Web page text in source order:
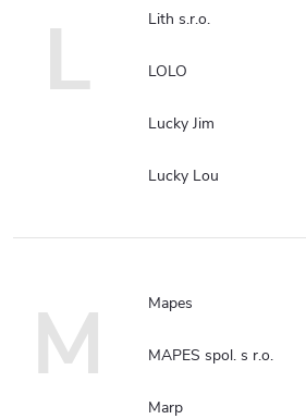
L Lith s.r.o.
LOLO
Lucky Jim
Lucky Lou
M Mapes
MAPES spol. s r.o.
Marp